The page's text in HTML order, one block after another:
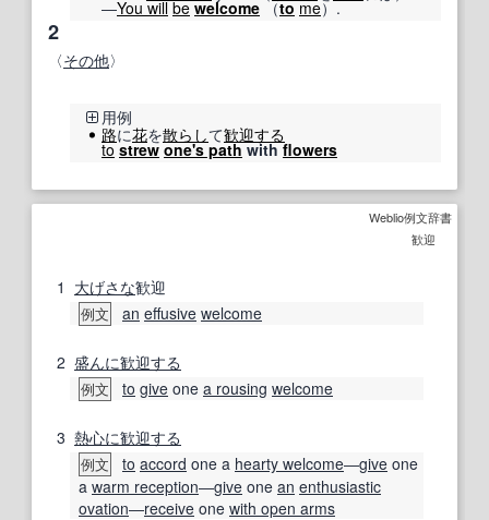
―You will be welcome （to me）.
2
〈その他〉
用例
路に花を散らして歓迎する
to strew one's pathwithflowers
Weblio例文辞書
歓迎
1 大げさな歓迎
例文 an effusive welcome
2 盛んに歓迎する
例文 to give one a rousing welcome
3 熱心に歓迎する
例文 to accord one a hearty welcome―give one
a warm reception―give one an enthusiastic
ovation―receive one with open arms